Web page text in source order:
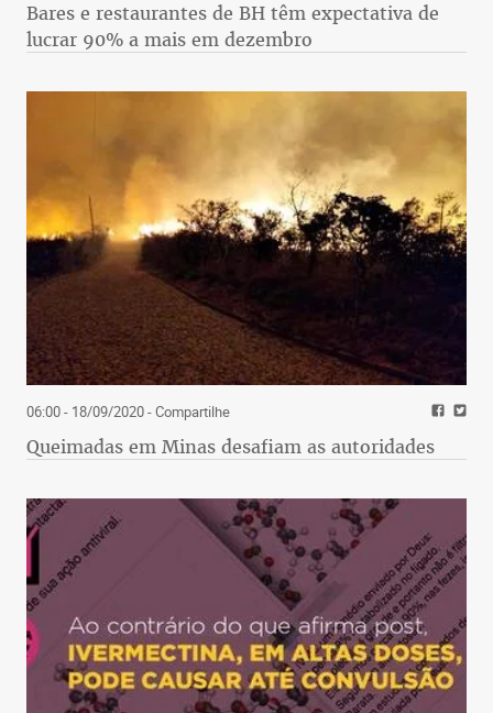
Bares e restaurantes de BH têm expectativa de
lucrar 90% a mais em dezembro
06:00 - 18/09/2020- Compartilhe
Queimadas em Minas desafiam as autoridades